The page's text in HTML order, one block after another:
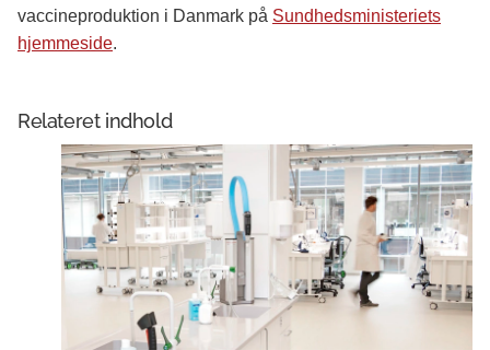
vaccineproduktion i Danmark på Sundhedsministeriets
hjemmeside.
Relateret indhold